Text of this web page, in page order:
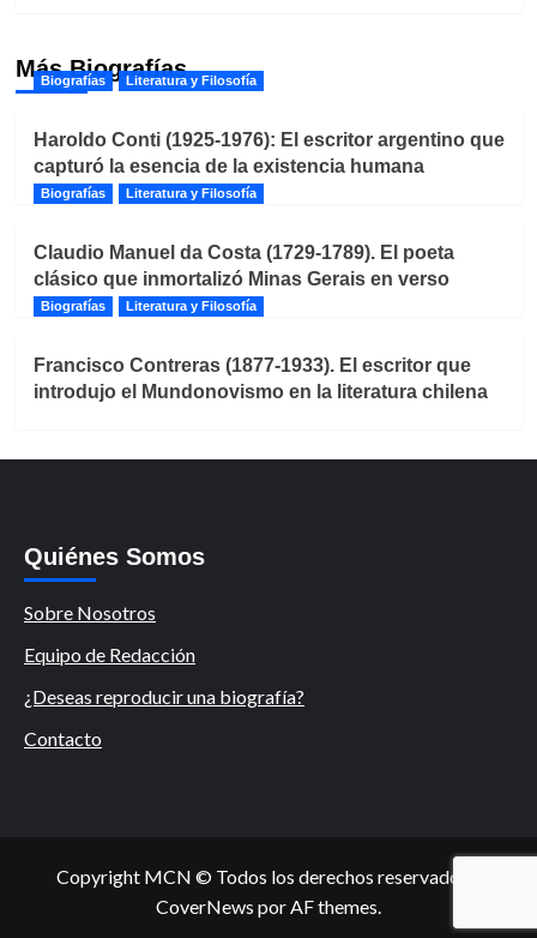
Más Biografías
Biografías Literatura y Filosofía
Haroldo Conti (1925-1976): El escritor argentino que
capturó la esencia de la existencia humana
Biografías Literatura y Filosofía
Claudio Manuel da Costa (1729-1789). El poeta
clásico que inmortalizó Minas Gerais en verso
Biografías Literatura y Filosofía
Francisco Contreras (1877-1933). El escritor que
introdujo el Mundonovismo en la literatura chilena
Quiénes Somos
Sobre Nosotros
Equipo de Redacción
¿Deseas reproducir una biografía?
Contacto
Copyright MCN © Todos los derechos reservados.
CoverNews por AF themes.